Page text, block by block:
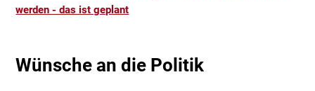
werden - das ist geplant
Wünsche an die Politik